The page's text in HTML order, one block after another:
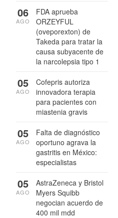
FDA aprueba
ORZEYFUL
(oveporexton) de
Takeda para tratar la
causa subyacente de
la narcolepsia tipo 1
06
AGO
Cofepris autoriza
innovadora terapia
para pacientes con
miastenia gravis
05
AGO
Falta de diagnóstico
oportuno agrava la
gastritis en México:
especialistas
05
AGO
AstraZeneca y Bristol
Myers Squibb
negocian acuerdo de
400 mil mdd
05
AGO